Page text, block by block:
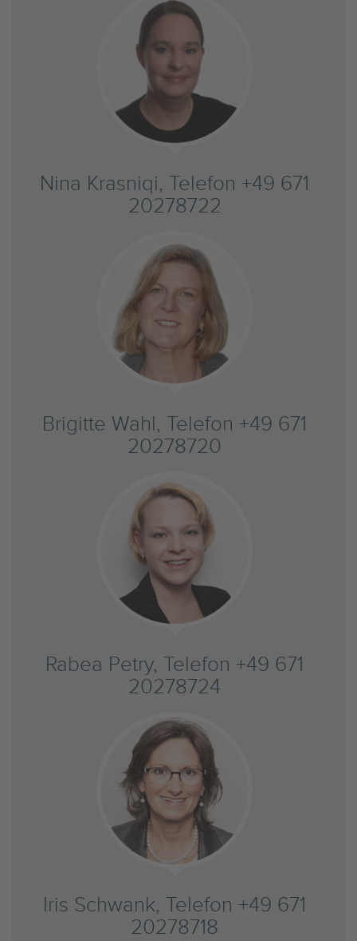
Nina Krasniqi, Telefon +49 671
20278722
Brigitte Wahl, Telefon +49 671
20278720
Rabea Petry, Telefon +49 671
20278724
Iris Schwank, Telefon +49 671
20278718